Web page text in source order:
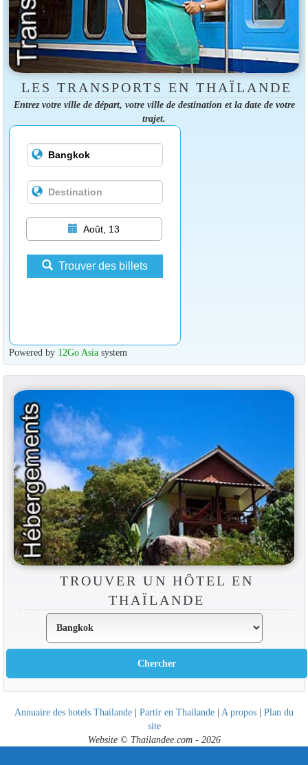
LES TRANSPORTS EN THAÏLANDE
Entrez votre ville de départ, votre ville de destination et la date de votre
trajet.
Août, 13
Trouver des billets
Powered by 12Go Asiasystem
TROUVER UN HÔTEL EN
THAÏLANDE
Annuaire des hotels Thailande | Partir en Thailande | A propos | Plan du
site
Website © Thailandee.com - 2026